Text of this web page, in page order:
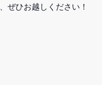
ぜひお越しください！